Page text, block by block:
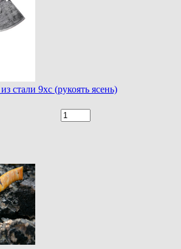
стали 9хс (рукоять ясень)